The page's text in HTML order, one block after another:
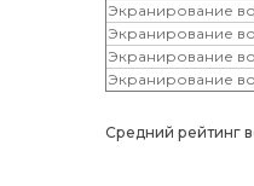
Экранирование
Экранирование
Экранирование
Экранирование
Средний рейтинг